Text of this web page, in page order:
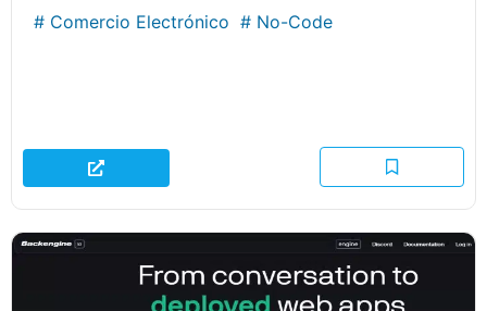
# Comercio Electrónico # No-Code